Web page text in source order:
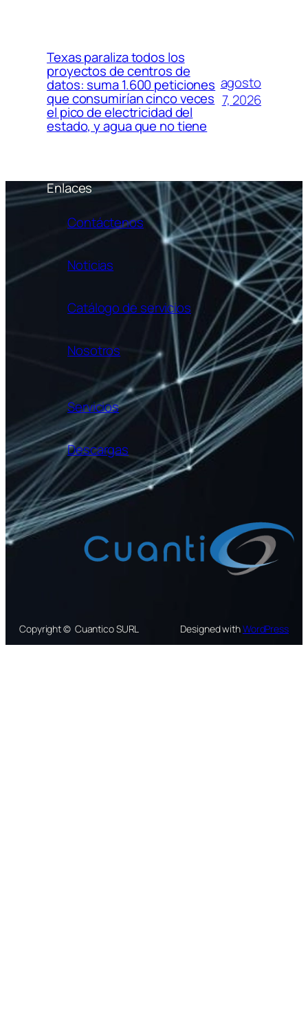
Texas paraliza todos los
proyectos de centros de
datos: suma 1.600 peticiones
que consumirían cinco veces
el pico de electricidad del
estado, y agua que no tiene
agosto
7, 2026
Enlaces
Contáctenos
Noticias
Catálogo de servicios
Nosotros
Servicios
Descargas
Copyright © Cuantico SURL Designed withWordPress